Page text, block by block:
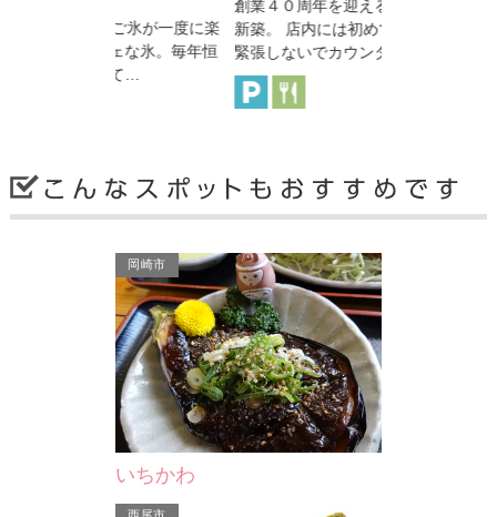
創業４０周年を迎えるのを機に店舗を
新築。 店内には初めてのお客様でも
緊張しないでカウンター…
茶々屋南山園（ヴェルサウ…
抹茶やお茶の関連商品やスイーツが揃
う、「金の抹茶」が人気のお店。人気
商品のあずき白玉は、毎…
岡崎市
いちかわ